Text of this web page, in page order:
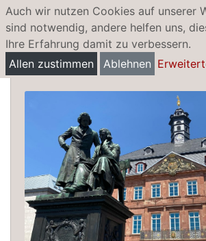
Auch wir nutzen Cookies auf unserer
sind notwendig, andere helfen uns,
Ihre Erfahrung damit zu verbessern.
Allen zustimmen
Ablehnen
Hanauer Märchenpfad